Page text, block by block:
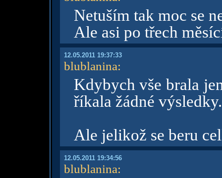
Netuším tak moc se
Ale asi po třech
12.05.2011 19:37:33
blublanina:
Kdybych vše brala
říkala žádné výsledky.
Ale jelikož se beru
12.05.2011 19:34:56
blublanina: